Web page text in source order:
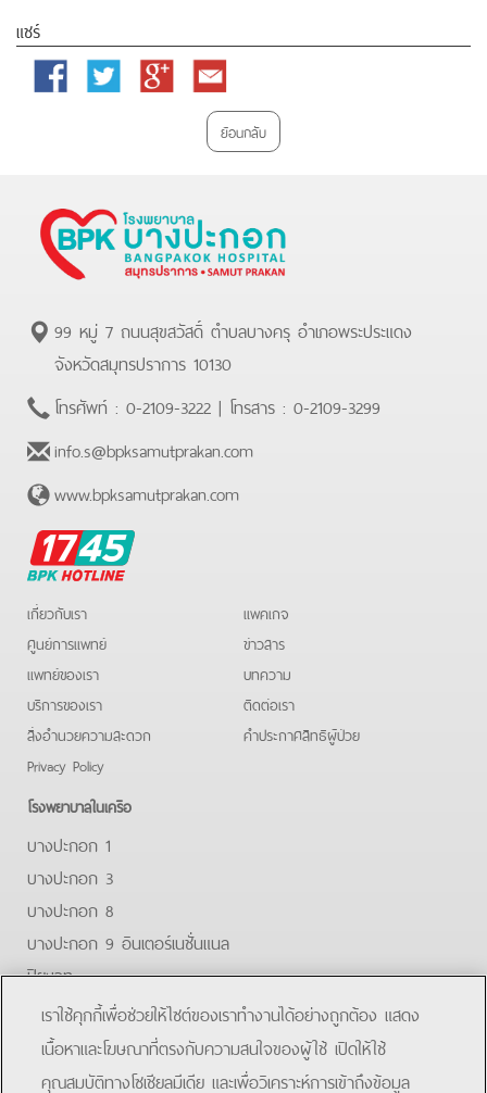
แชร์
Facebook Twitter
Google
Email
ย้อนกลับ
99 หมู่ 7 ถนนสุขสวัสดิ์ ตำบลบางครุ อำเภอพระประแดง
จังหวัดสมุทรปราการ 10130
โทรศัพท์ : 0-2109-3222 | โทรสาร : 0-2109-3299
info.s@bpksamutprakan.com
www.bpksamutprakan.com
BPK
Hotline
เกี่ยวกับเรา
ศูนย์การแพทย์
แพทย์ของเรา
บริการของเรา
สิ่งอำนวยความสะดวก
Privacy Policy
แพคเกจ
ข่าวสาร
บทความ
ติดต่อเรา
คําประกาศสิทธิผู้ป่วย
โรงพยาบาลในเครือ
บางปะกอก 1
บางปะกอก 3
บางปะกอก 8
บางปะกอก 9 อินเตอร์เนชั่นแนล
ปิยะเวท
บางปะกอก-รังสิต 2
บางปะกอกสมุทรปราการ
FacebookLine
เราใช้คุกกี้เพื่อช่วยให้ไซต์ของเราทำงานได้อย่างถูกต้อง แสดง
เนื้อหาและโฆษณาที่ตรงกับความสนใจของผู้ใช้ เปิดให้ใช้
คุณสมบัติทางโซเชียลมีเดีย และเพื่อวิเคราะห์การเข้าถึงข้อมูล